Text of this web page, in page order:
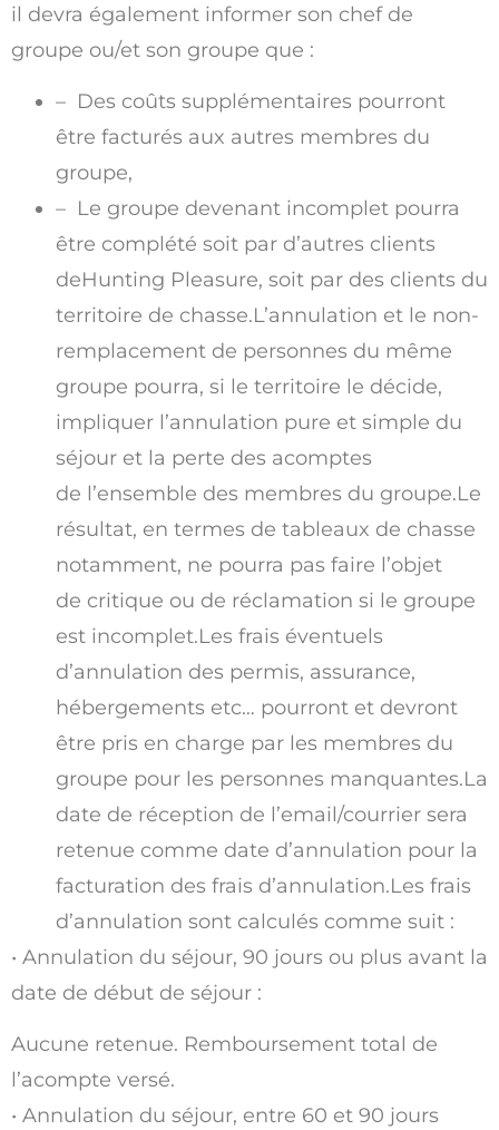
il devra également informer son chef de
groupe ou/et son groupe que :
– Des coûts supplémentaires pourront
être facturés aux autres membres du
groupe,
– Le groupe devenant incomplet pourra
être complété soit par d’autres clients
deHunting Pleasure, soit par des clients du
territoire de chasse.L’annulation et le non-
remplacement de personnes du même
groupe pourra, si le territoire le décide,
impliquer l’annulation pure et simple du
séjour et la perte des acomptes
de l’ensemble des membres du groupe.Le
résultat, en termes de tableaux de chasse
notamment, ne pourra pas faire l’objet
de critique ou de réclamation si le groupe
est incomplet.Les frais éventuels
d’annulation des permis, assurance,
hébergements etc… pourront et devront
être pris en charge par les membres du
groupe pour les personnes manquantes.La
date de réception de l’email/courrier sera
retenue comme date d’annulation pour la
facturation des frais d’annulation.Les frais
d’annulation sont calculés comme suit :
• Annulation du séjour, 90 jours ou plus avant la
date de début de séjour :
Aucune retenue. Remboursement total de
l’acompte versé.
• Annulation du séjour, entre 60 et 90 jours